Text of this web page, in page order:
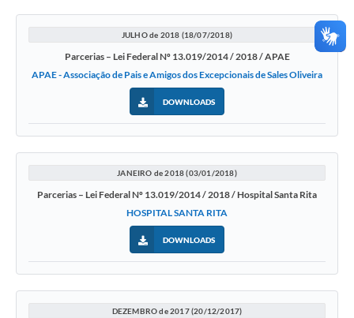
JULHO de 2018 (18/07/2018)
Parcerias – Lei Federal Nº 13.019/2014 / 2018 / APAE
APAE - Associação de Pais e Amigos dos Excepcionais de Sales Oliveira
DOWNLOADS
JANEIRO de 2018 (03/01/2018)
Parcerias – Lei Federal Nº 13.019/2014 / 2018 / Hospital Santa Rita
HOSPITAL SANTA RITA
DOWNLOADS
DEZEMBRO de 2017 (20/12/2017)